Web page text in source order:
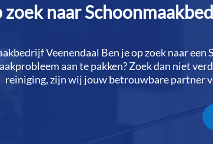
zoek naar
Veenendaal Ben je op zoek naar
aan te pakken? Zoek dan niet
reiniging, zijn wij jouw betrouwbare partner